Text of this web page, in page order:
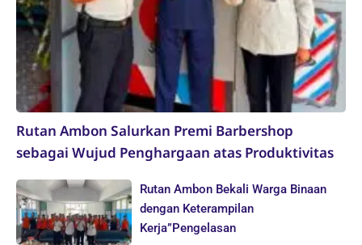
Rutan Ambon Salurkan Premi Barbershop
sebagai Wujud Penghargaan atas Produktivitas
Rutan Ambon Bekali Warga Binaan
dengan Keterampilan
Kerja”Pengelasan